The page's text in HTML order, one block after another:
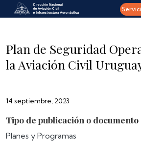
Pasar al contenido principal
Plan de Seguridad
la Aviación Civil
14 septiembre, 2023
Tipo de publicación o documento
Planes y Programas